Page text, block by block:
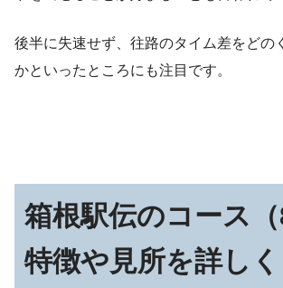
後半に失速せず、往路のタイム差をどの
かといったところにも注目です。
箱根駅伝のコース
特徴や見所を詳し